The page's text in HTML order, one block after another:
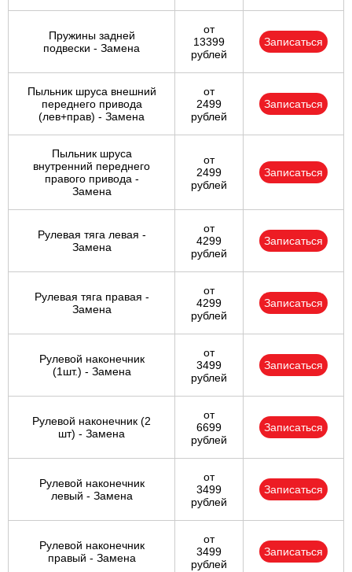
Пружины задней
подвески - Замена
от
13399
рублей
Записаться
Пыльник шруса внешний
переднего привода
(лев+прав) - Замена
от
2499
рублей
Записаться
Пыльник шруса
внутренний переднего
правого привода -
Замена
от
2499
рублей
Записаться
Рулевая тяга левая -
Замена
от
4299
рублей
Записаться
Рулевая тяга правая -
Замена
от
4299
рублей
Записаться
Рулевой наконечник
(1шт.) - Замена
от
3499
рублей
Записаться
Рулевой наконечник (2
шт) - Замена
от
6699
рублей
Записаться
Рулевой наконечник
левый - Замена
от
3499
рублей
Записаться
Рулевой наконечник
правый - Замена
от
3499
рублей
Записаться